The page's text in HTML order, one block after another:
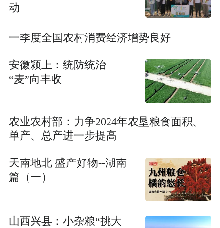
动
一季度全国农村消费经济增势良好
安徽颍上：统防统治
“麦”向丰收
农业农村部：力争2024年农垦粮食面积、
单产、总产进一步提高
天南地北 盛产好物--湖南
篇（一）
山西兴县：小杂粮“挑大